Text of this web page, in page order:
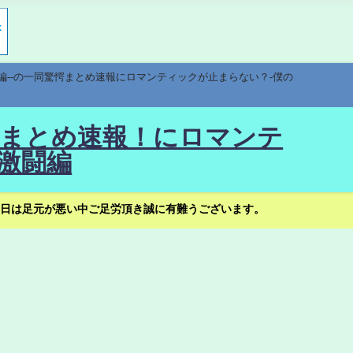
の一同驚愕まとめ速報にロマンティックが止まらない？-僕の
とめ速報！にロマンテ
闘編
足元が悪い中ご足労頂き誠に有難うございます。